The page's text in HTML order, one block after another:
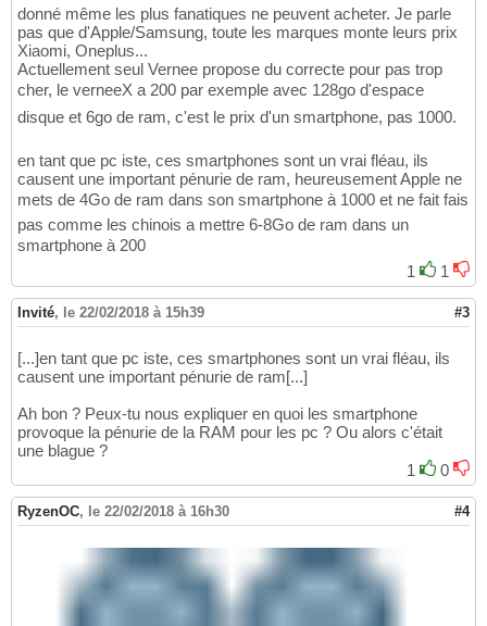
donné même les plus fanatiques ne peuvent acheter. Je parle
pas que d'Apple/Samsung, toute les marques monte leurs prix
Xiaomi, Oneplus...
Actuellement seul Vernee propose du correcte pour pas trop
cher, le verneeX a 200 par exemple avec 128go d'espace
disque et 6go de ram, c'est le prix d'un smartphone, pas 1000.
en tant que pc iste, ces smartphones sont un vrai fléau, ils
causent une important pénurie de ram, heureusement Apple ne
mets de 4Go de ram dans son smartphone à 1000 et ne fait fais
pas comme les chinois a mettre 6-8Go de ram dans un
smartphone à 200
1
1
Invité, le 22/02/2018 à 15h39 #3
[...]en tant que pc iste, ces smartphones sont un vrai fléau, ils
causent une important pénurie de ram[...]
Ah bon ? Peux-tu nous expliquer en quoi les smartphone
provoque la pénurie de la RAM pour les pc ? Ou alors c'était
une blague ?
1
0
RyzenOC, le 22/02/2018 à 16h30 #4